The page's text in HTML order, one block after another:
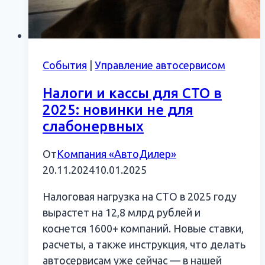
События Управление автосервисом
Налоги и кассы для СТО в
2025: новинки не для
слабонервных
ОтКомпания «АвтоДилер»
20.11.202410.01.2025
Налоговая нагрузка на СТО в 2025 году
вырастет на 12,8 млрд рублей и
коснется 1600+ компаний. Новые ставки,
расчеты, а также инструкция, что делать
автосервисам уже сейчас — в нашей